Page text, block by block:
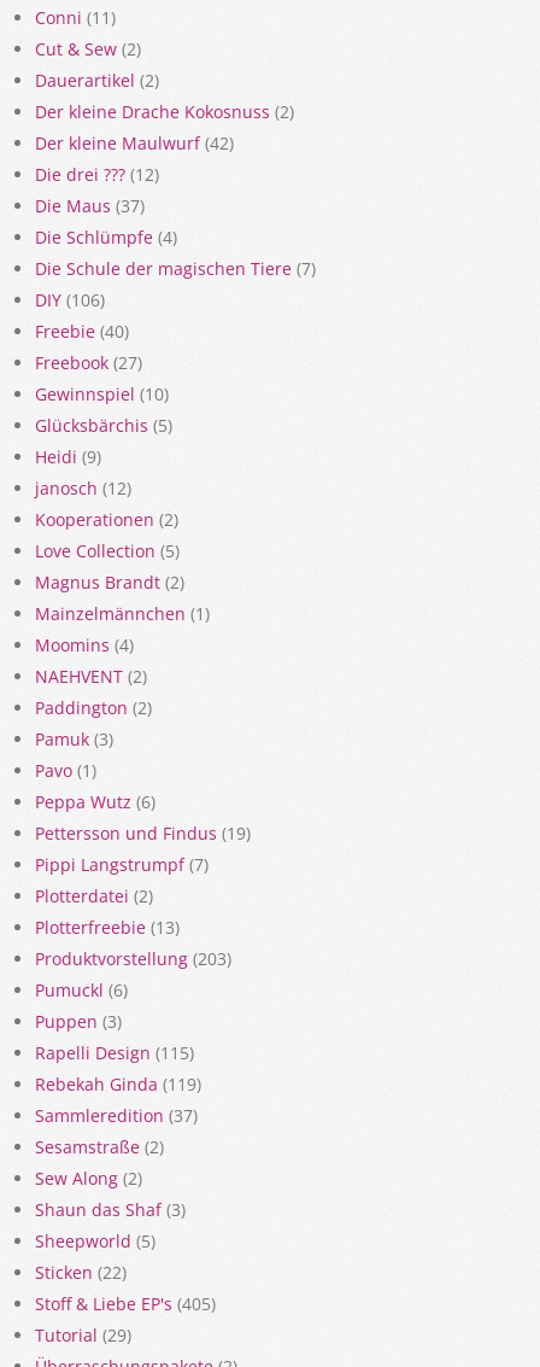
Conni (11)
Cut & Sew (2)
Dauerartikel (2)
Der kleine Drache Kokosnuss (2)
Der kleine Maulwurf(42)
Die drei ??? (12)
Die Maus (37)
Die Schlümpfe (4)
Die Schule der magischen Tiere (7)
DIY (106)
Freebie (40)
Freebook (27)
Gewinnspiel (10)
Glücksbärchis (5)
Heidi (9)
janosch (12)
Kooperationen (2)
Love Collection (5)
Magnus Brandt (2)
Mainzelmännchen (1)
Moomins (4)
NAEHVENT (2)
Paddington (2)
Pamuk (3)
Pavo (1)
Peppa Wutz (6)
Pettersson und Findus (19)
Pippi Langstrumpf(7)
Plotterdatei (2)
Plotterfreebie (13)
Produktvorstellung (203)
Pumuckl (6)
Puppen (3)
Rapelli Design (115)
Rebekah Ginda (119)
Sammleredition (37)
Sesamstraße (2)
Sew Along (2)
Shaun das Shaf(3)
Sheepworld (5)
Sticken (22)
Stoff & Liebe EP's (405)
Tutorial (29)